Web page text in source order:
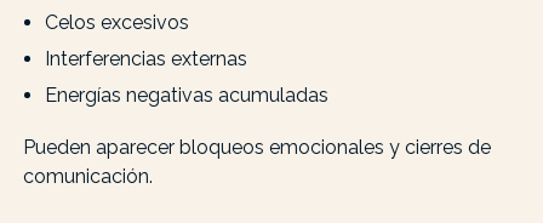
Celos excesivos
Interferencias externas
Energías negativas acumuladas
Pueden aparecer bloqueos emocionales y cierres de
comunicación.